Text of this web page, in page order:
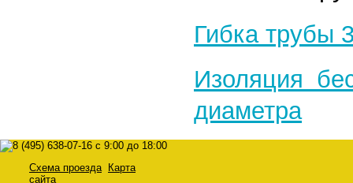
Гибка трубы
Изоляция
диаметра
Схема проезда
Карта
сайта